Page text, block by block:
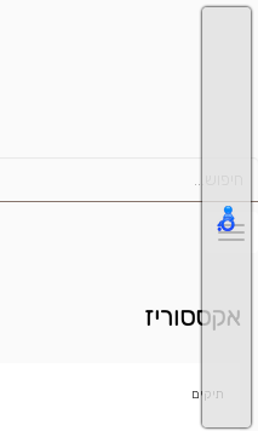
אקססוריז
תיקים